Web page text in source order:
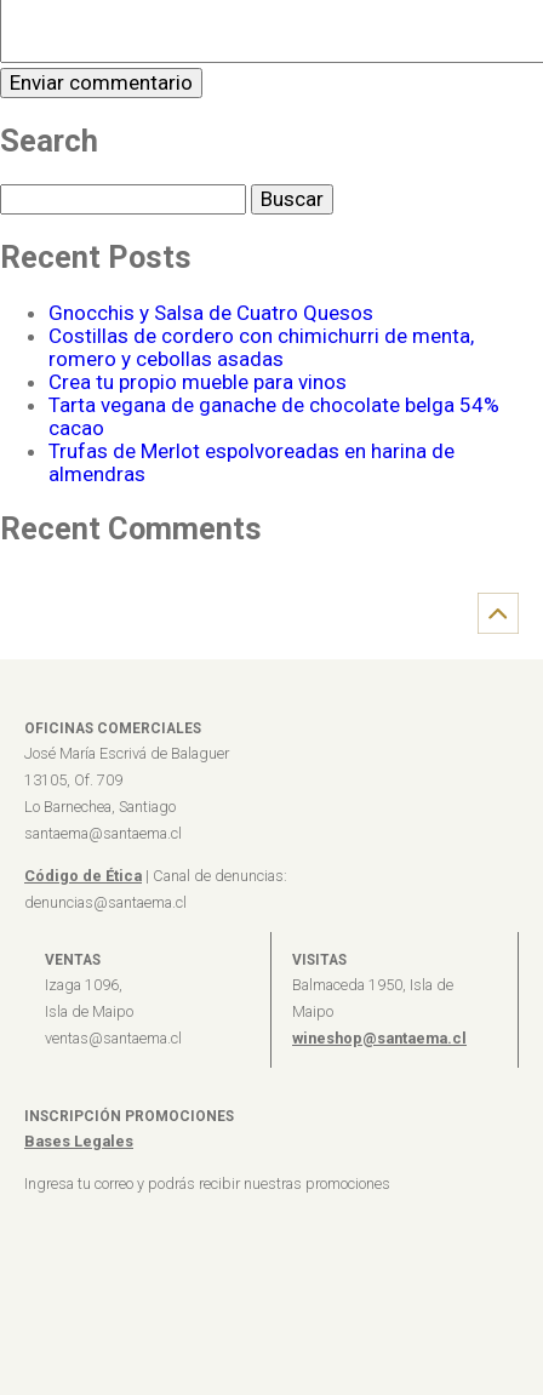
Search
Recent Posts
Gnocchis y Salsa de Cuatro Quesos
Costillas de cordero con chimichurri de menta,
romero y cebollas asadas
Crea tu propio mueble para vinos
Tarta vegana de ganache de chocolate belga 54%
cacao
Trufas de Merlot espolvoreadas en harina de
almendras
Recent Comments
OFICINAS COMERCIALES
José María Escrivá de Balaguer
13105, Of. 709
Lo Barnechea, Santiago
santaema@santaema.cl
Código de Ética | Canal de denuncias:
denuncias@santaema.cl
VENTAS
Izaga 1096,
Isla de Maipo
ventas@santaema.cl
VISITAS
Balmaceda 1950, Isla de
Maipo
wineshop@santaema.cl
INSCRIPCIÓN PROMOCIONES
Bases Legales
Ingresa tu correo y podrás recibir nuestras promociones